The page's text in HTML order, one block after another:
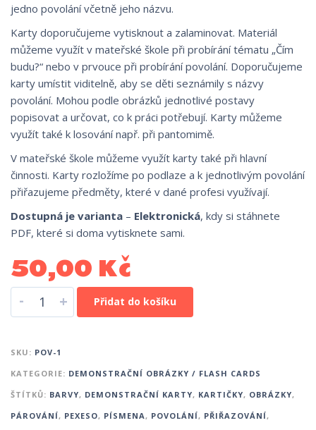
jedno povolání včetně jeho názvu.
Karty doporučujeme vytisknout a zalaminovat. Materiál
můžeme využít v mateřské škole při probírání tématu „Čím
budu?“ nebo v prvouce při probírání povolání. Doporučujeme
karty umístit viditelně, aby se děti seznámily s názvy
povolání. Mohou podle obrázků jednotlivé postavy
popisovat a určovat, co k práci potřebují. Karty můžeme
využít také k losování např. při pantomimě.
V mateřské škole můžeme využít karty také při hlavní
činnosti. Karty rozložíme po podlaze a k jednotlivým povolání
přiřazujeme předměty, které v dané profesi využívají.
Dostupná je varianta – Elektronická, kdy si stáhnete
PDF, které si doma vytisknete sami.
50,00 Kč
- + Přidat do košíku
SKU: POV-1
KATEGORIE: DEMONSTRAČNÍ OBRÁZKY / FLASH CARDS
ŠTÍTKŮ: BARVY, DEMONSTRAČNÍ KARTY, KARTIČKY, OBRÁZKY,
PÁROVÁNÍ, PEXESO, PÍSMENA , POVOLÁNÍ, PŘIŘAZOVÁNÍ,